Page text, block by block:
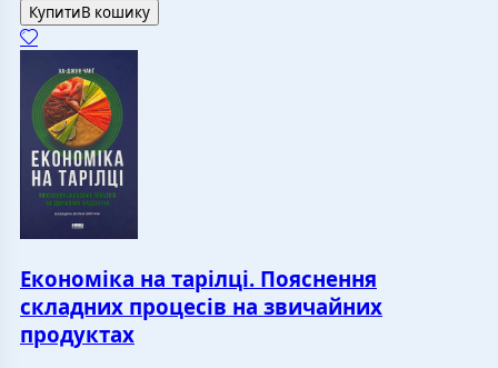
КупитиВ кошику
Економіка на тарілці. Пояснення
складних процесів на звичайних
продуктах